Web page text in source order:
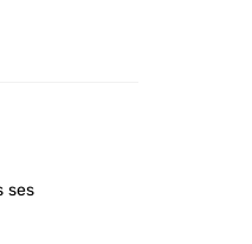
ses